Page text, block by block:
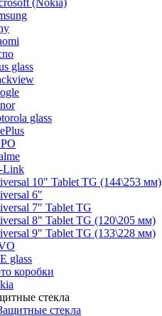
(Nokia)
glass
glass
Link
10" Tablet TG (144\253 мм)
6"
7" Tablet TG
8" Tablet TG (120\205 мм)
9" Tablet TG (133\228 мм)
glass
коробки
стекла